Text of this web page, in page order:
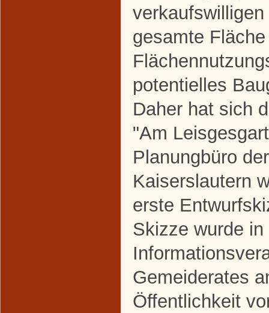
gesamte
potentielles
Daher hat sich
"Am
Planungbüro
Kaiserslautern
erste
Skizze wurde in
Gemeiderates
Öffentlichkeit